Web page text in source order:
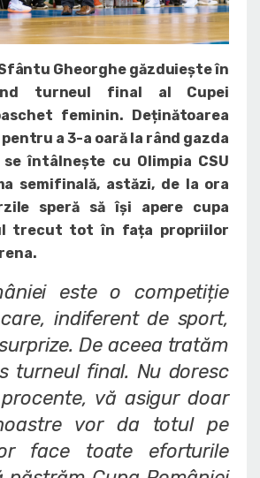
Sfântu Gheorghe găzduiește în
turneul final al Cupei
feminin. Deținătoarea
a 3-a oară la rând gazda
întâlnește cu Olimpia CSU
semifinală, astăzi, de la ora
speră să își apere cupa
trecut tot în fața propriilor
este o competiție
indiferent de sport,
De aceea tratăm
turneul final. Nu doresc
vă asigur doar
vor da totul pe
face toate eforturile